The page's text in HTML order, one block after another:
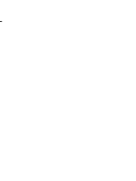
试题】—— 每